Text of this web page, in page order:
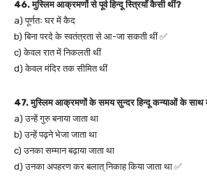
46. मुस्लिम आक्रमणों से पूर्व हिन्दू स्त्रियाँ कैसी थीं?
a) पूर्णतः घर में कैद
b) बिना परदे के स्वतंत्रता से आ-जा सकती थीं ✅
c) केवल रात में निकलती थीं
d) केवल मंदिर तक सीमित थीं
47. मुस्लिम आक्रमणों के समय सुन्दर हिन्दू कन्याओं के साथ
a) उन्हें गुरु बनाया जाता था
b) उन्हें पढ़ने भेजा जाता था
c) उनका सम्मान बढ़ाया जाता था
d) उनका अपहरण कर बलात् निकाह किया जाता था ✅